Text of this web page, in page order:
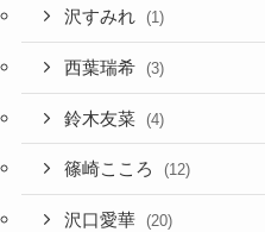
沢すみれ (1)
西葉瑞希 (3)
鈴木友菜 (4)
篠崎こころ (12)
沢口愛華 (20)